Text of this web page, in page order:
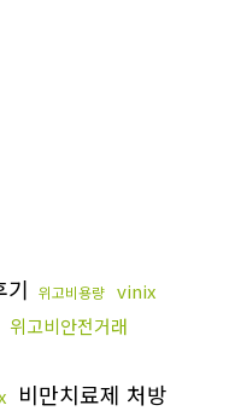
기 위고비용량 vinix
위고비안전거래
비만치료제 처방